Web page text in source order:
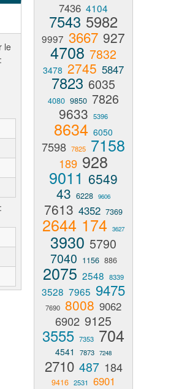
le
7436 4104
7543 5982
9997 3667 927
4708 7832
3478 2745 5847
7823 6035
4080 9850 7826
9633 5396
8634 6050
7598 7825 7158
189 928
9011 6549
43 6228 9606
7613 4352 7369
2644 174 3627
3930 5790
7040 1156 886
2075 2548 8339
3528 7965 9475
7690 8008 9062
6902 9125
3555 7353 704
4541 7873 7248
2710 487 184
9416 2531 6901